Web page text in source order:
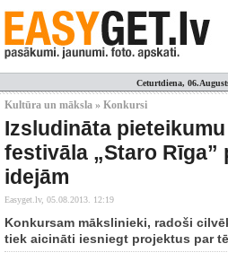
Ceturtdiena,
Kultūra un māksla » Konkursi
Izsludināta
festivāla „Staro Rīga”
idejām
Easyget.lv, 05.08.2013. 12:19
Konkursam mākslinieki, radoši
tiek aicināti iesniegt projektus par